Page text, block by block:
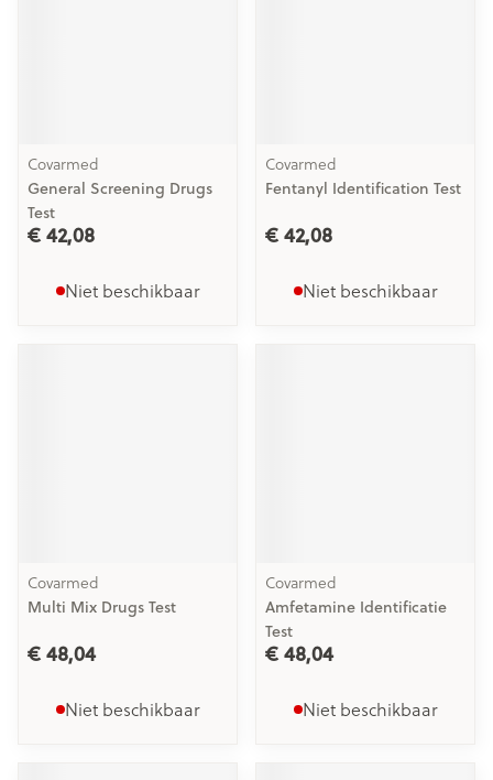
Covarmed
General Screening Drugs
Test
€ 42,08
Niet beschikbaar
Covarmed
Fentanyl Identification Test
€ 42,08
Niet beschikbaar
Covarmed
Multi Mix Drugs Test
€ 48,04
Niet beschikbaar
Covarmed
Amfetamine Identificatie
Test
€ 48,04
Niet beschikbaar